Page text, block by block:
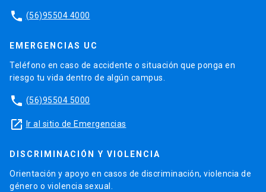
phone (56)95504 4000
EMERGENCIAS UC
Teléfono en caso de accidente o situación que ponga en
riesgo tu vida dentro de algún campus.
phone (56)95504 5000
launch Ir al sitio de Emergencias
DISCRIMINACIÓN Y VIOLENCIA
Orientación y apoyo en casos de discriminación, violencia de
género o violencia sexual.